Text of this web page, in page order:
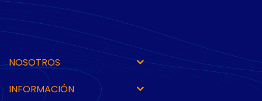
NOSOTROS
INFORMACIÓN